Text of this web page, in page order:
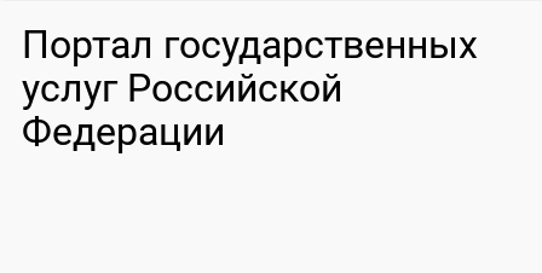
Портал государственных
услуг Российской
Федерации